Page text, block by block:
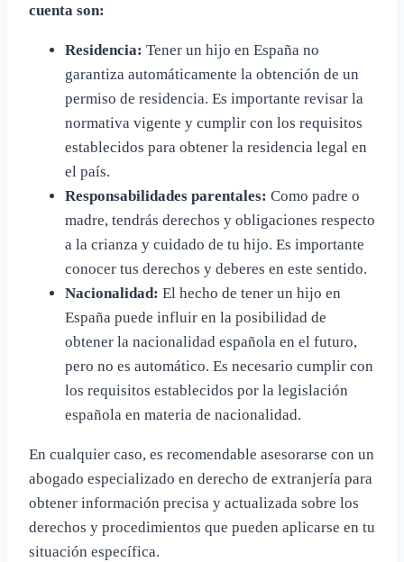
cuenta son:
Residencia: Tener un hijo en España no
garantiza automáticamente la obtención de un
permiso de residencia. Es importante revisar la
normativa vigente y cumplir con los requisitos
establecidos para obtener la residencia legal en
el país.
Responsabilidades parentales: Como padre o
madre, tendrás derechos y obligaciones respecto
a la crianza y cuidado de tu hijo. Es importante
conocer tus derechos y deberes en este sentido.
Nacionalidad: El hecho de tener un hijo en
España puede influir en la posibilidad de
obtener la nacionalidad española en el futuro,
pero no es automático. Es necesario cumplir con
los requisitos establecidos por la legislación
española en materia de nacionalidad.
En cualquier caso, es recomendable asesorarse con un
abogado especializado en derecho de extranjería para
obtener información precisa y actualizada sobre los
derechos y procedimientos que pueden aplicarse en tu
situación específica.